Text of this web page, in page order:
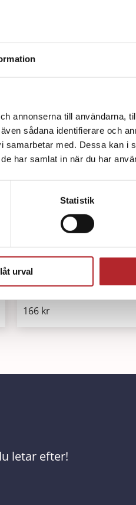
annonserna till användarna,
sådana identifierare och
med. Dessa kan i
har samlat in när du har
Statistik
urval
166 kr
letar efter!